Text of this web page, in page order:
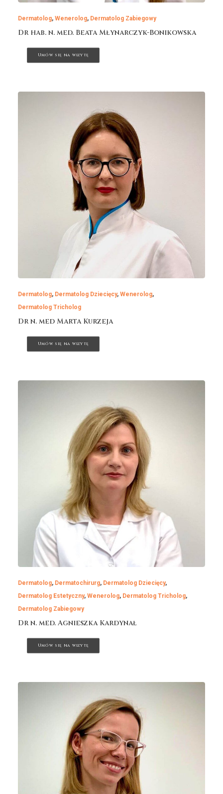
Dermatolog, Wenerolog, Dermatolog Zabiegowy
Dr hab. n. med. Beata Młynarczyk-Bonikowska
Umów się na wizytę
Dermatolog, Dermatolog Dziecięcy, Wenerolog,
Dermatolog Tricholog
Dr n. med Marta Kurzeja
Umów się na wizytę
Dermatolog, Dermatochirurg, Dermatolog Dziecięcy,
Dermatolog Estetyczny, Wenerolog, Dermatolog Tricholog,
Dermatolog Zabiegowy
Dr n. med. Agnieszka Kardynał
Umów się na wizytę